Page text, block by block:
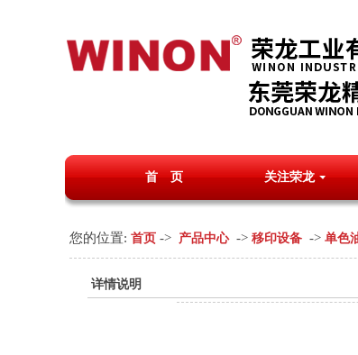
首 页 关注荣龙
您的位置: 首页 -> 产品中心-> 移印设备 -> 单色
详情说明